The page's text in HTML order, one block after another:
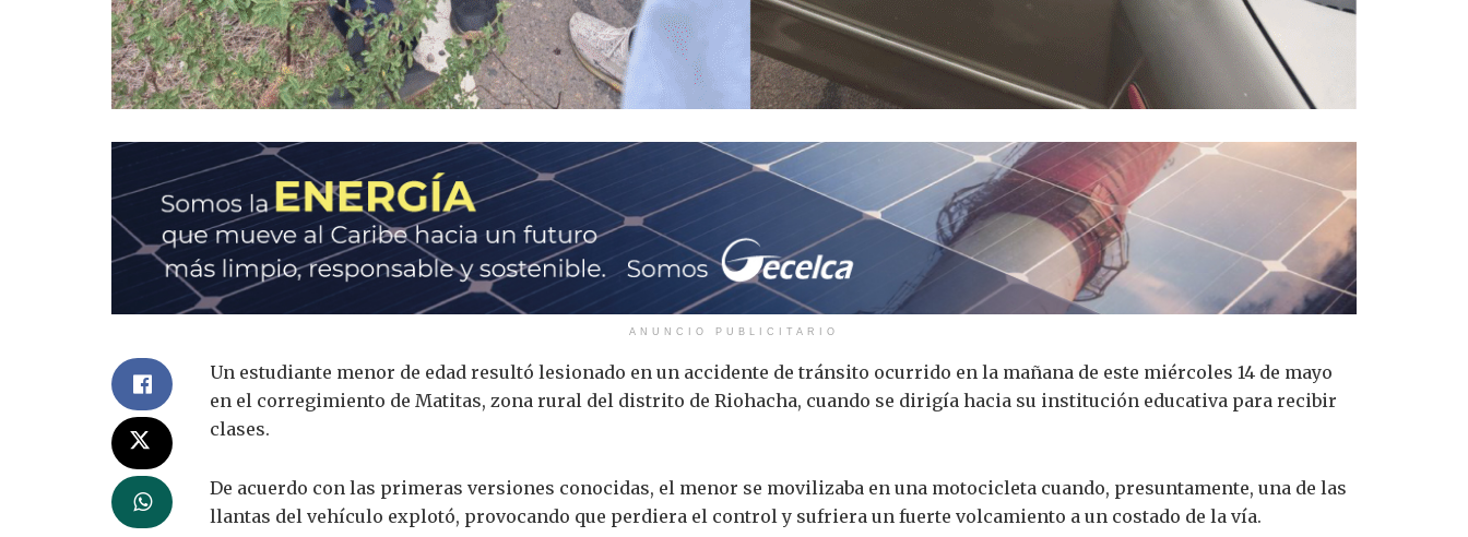
ANUNCIO PUBLICITARIO
Un estudiante menor de edad resultó lesionado en un accidente de tránsito ocurrido en la mañana de este miércoles 14 de mayo
en el corregimiento de Matitas, zona rural del distrito de Riohacha, cuando se dirigía hacia su institución educativa para recibir
clases.
De acuerdo con las primeras versiones conocidas, el menor se movilizaba en una motocicleta cuando, presuntamente, una de las
llantas del vehículo explotó, provocando que perdiera el control y sufriera un fuerte volcamiento a un costado de la vía.